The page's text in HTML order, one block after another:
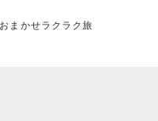
まかせラクラク旅